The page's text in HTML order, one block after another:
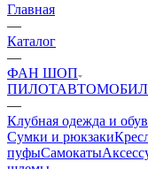
Главная
—
Каталог
—
ФАН ШОП
ПИЛОТ
—
Клубная одежда и
Сумки и рюкзаки
пуфыСамокаты